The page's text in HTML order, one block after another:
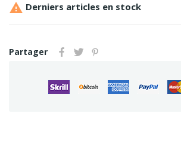
 Derniers articles en stock
Partager